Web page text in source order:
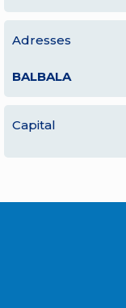
Adresses
BALBALA
Capital